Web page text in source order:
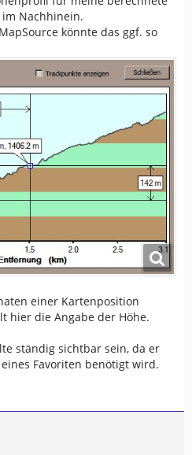
Nachhinein.
könnte das ggf. so
einer Kartenposition
hier die Angabe der Höhe.
ständig sichtbar sein, da er
Favoriten benötigt wird.